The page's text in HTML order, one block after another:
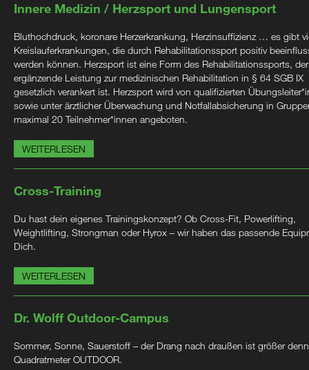
Innere Medizin / Herzsport und Lungensport
Bluthochdruck, koronare Herzerkrankung, Herzinsuffizienz … es gibt
Kreislauferkrankungen, die durch Rehabilitationssport positiv
werden können. Herzsport ist eine Form des Rehabilitationssports,
ergänzende Leistung zur medizinischen Rehabilitation in § 64 SGB IX
gesetzlich verankert ist. Herzsport wird von qualifizierten
sowie unter ärztlicher Überwachung und Notfallabsicherung in
maximal 20 Teilnehmer*innen angeboten.
WEITERLESEN
Cross-Training
Du hast dein eigenes Trainingskonzept? Ob Cross-Fit, Powerlifting,
Weightlifting, Strongman oder Hyrox – wir haben das passende
Dich.
WEITERLESEN
Dr. Wolff Outdoor-Campus
Sommer, Sonne, Sauerstoff – der Drang nach draußen ist größer
Quadratmeter OUTDOOR.